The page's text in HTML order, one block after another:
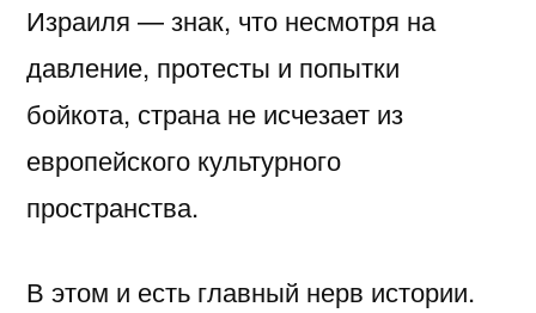
Израиля — знак, что несмотря на
давление, протесты и попытки
бойкота, страна не исчезает из
европейского культурного
пространства.
В этом и есть главный нерв истории.